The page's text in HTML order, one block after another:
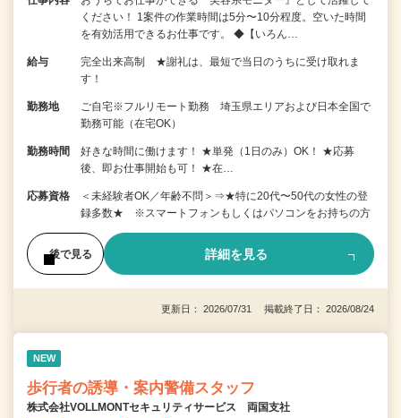
ください！ 1案件の作業時間は5分〜10分程度。空いた時間
を有効活用できるお仕事です。 ◆【いろん…
給与
完全出来高制 ★謝礼は、最短で当日のうちに受け取れま
す！
勤務地
ご自宅※フルリモート勤務 埼玉県エリアおよび日本全国で
勤務可能（在宅OK）
勤務時間
好きな時間に働けます！ ★単発（1日のみ）OK！ ★応募
後、即お仕事開始も可！ ★在…
応募資格
＜未経験者OK／年齢不問＞⇒★特に20代〜50代の女性の登
録多数★ ※スマートフォンもしくはパソコンをお持ちの方
後で見る 詳細を見る
更新日： 2026/07/31 掲載終了日： 2026/08/24
NEW
歩行者の誘導・案内警備スタッフ
株式会社VOLLMONTセキュリティサービス 両国支社